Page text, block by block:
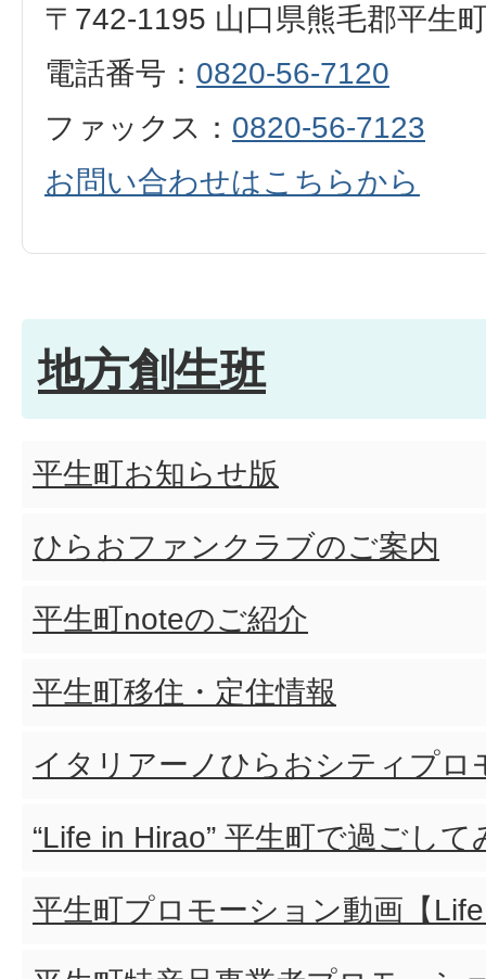
〒742-1195 山口県熊毛郡平生
電話番号： 0820-56-7120
ファックス： 0820-56-7123
お問い合わせはこちらから
地方創生班
平生町お知らせ版
ひらおファンクラブのご案内
平生町noteのご紹介
平生町移住・定住情報
イタリアーノひらおシティプロ
“Life in Hirao” 平生町で過ごして
平生町プロモーション動画【